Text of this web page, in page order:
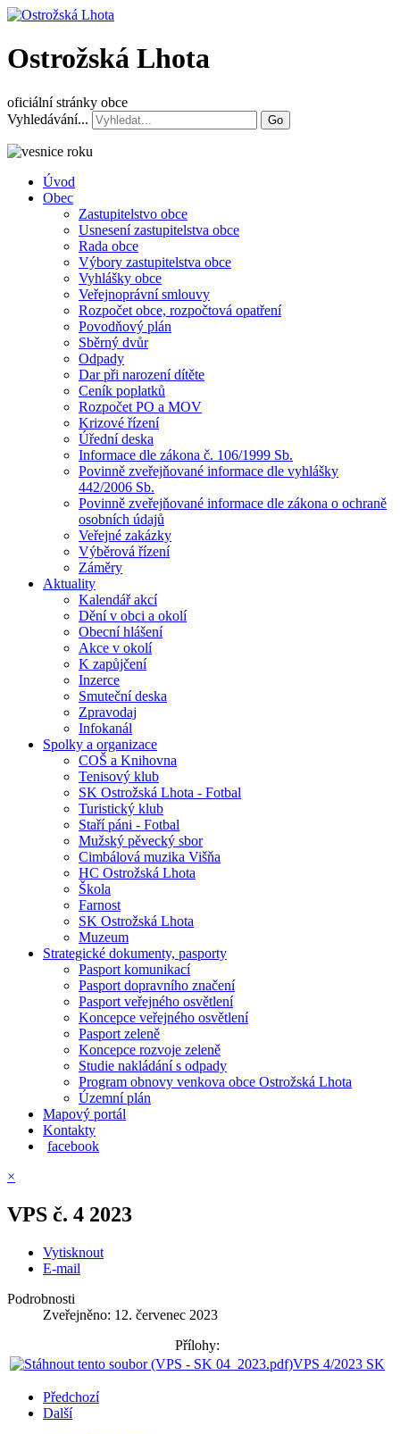
Ostrožská Lhota
oficiální stránky obce
Vyhledávání...
Go
Úvod
Obec
Zastupitelstvo obce
Usnesení zastupitelstva obce
Rada obce
Výbory zastupitelstva obce
Vyhlášky obce
Veřejnoprávní smlouvy
Rozpočet obce, rozpočtová opatření
Povodňový plán
Sběrný dvůr
Odpady
Dar při narození dítěte
Ceník poplatků
Rozpočet PO a MOV
Krizové řízení
Úřední deska
Informace dle zákona č. 106/1999 Sb.
Povinně zveřejňované informace dle vyhlášky
442/2006 Sb.
Povinně zveřejňované informace dle zákona o ochraně
osobních údajů
Veřejné zakázky
Výběrová řízení
Záměry
Aktuality
Kalendář akcí
Dění v obci a okolí
Obecní hlášení
Akce v okolí
K zapůjčení
Inzerce
Smuteční deska
Zpravodaj
Infokanál
Spolky a organizace
COŠ a Knihovna
Tenisový klub
SK Ostrožská Lhota - Fotbal
Turistický klub
Staří páni - Fotbal
Mužský pěvecký sbor
Cimbálová muzika Višňa
HC Ostrožská Lhota
Škola
Farnost
SK Ostrožská Lhota
Muzeum
Strategické dokumenty, pasporty
Pasport komunikací
Pasport dopravního značení
Pasport veřejného osvětlení
Koncepce veřejného osvětlení
Pasport zeleně
Koncepce rozvoje zeleně
Studie nakládání s odpady
Program obnovy venkova obce Ostrožská Lhota
Územní plán
Mapový portál
Kontakty
facebook
×
VPS č. 4 2023
Vytisknout
E-mail
Podrobnosti
Zveřejněno: 12. červenec 2023
Přílohy:
VPS 4/2023 SK
Předchozí
Další